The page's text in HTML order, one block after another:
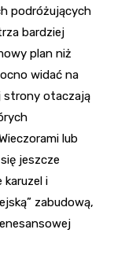
podróżujących
bardziej
plan niż
widać na
strony otaczają
lub
jeszcze
karuzel i
zabudową,